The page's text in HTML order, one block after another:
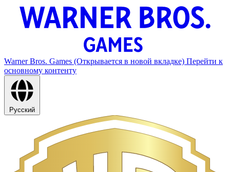
Warner Bros. Games (Открывается в новой вкладке) Перейти к
основному контенту
Русский